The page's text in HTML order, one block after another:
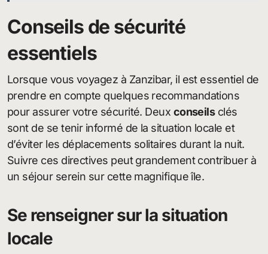
Conseils de sécurité
essentiels
Lorsque vous voyagez à Zanzibar, il est essentiel de
prendre en compte quelques recommandations
pour assurer votre sécurité. Deux conseilsclés
sont de se tenir informé de la situation locale et
d’éviter les déplacements solitaires durant la nuit.
Suivre ces directives peut grandement contribuer à
un séjour serein sur cette magnifique île.
Se renseigner sur la situation
locale